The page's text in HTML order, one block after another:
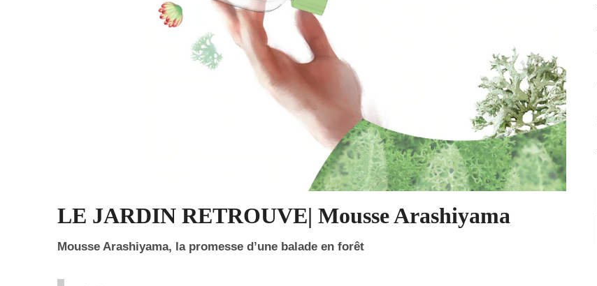
LE JARDIN RETROUVE| Mousse Arashiyama
Mousse Arashiyama, la promesse d’une balade en forêt